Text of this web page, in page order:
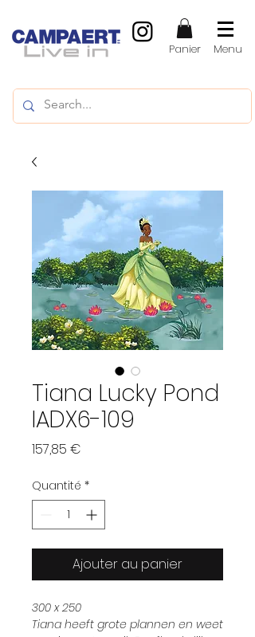
Panier Menu
Tiana Lucky Pond
IADX6-109
157,85 €
Quantité *
Ajouter au panier
300 x 250
Tiana heeft grote plannen en weet